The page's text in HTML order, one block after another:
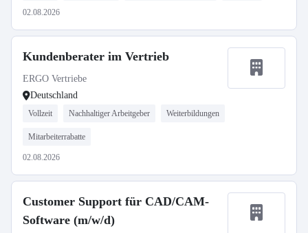
02.08.2026
Kundenberater im Vertrieb
ERGO Vertriebe
Deutschland
Vollzeit Nachhaltiger Arbeitgeber Weiterbildungen
Mitarbeiterrabatte
02.08.2026
Customer Support für CAD/CAM-
Software (m/w/d)